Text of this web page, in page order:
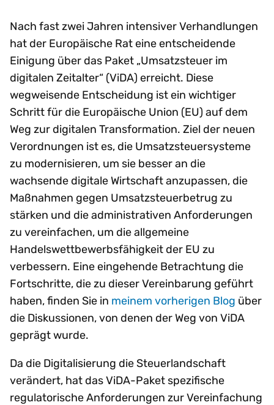
Nach fast zwei Jahren intensiver Verhandlungen
hat der Europäische Rat eine entscheidende
Einigung über das Paket „Umsatzsteuer im
digitalen Zeitalter“ (ViDA) erreicht. Diese
wegweisende Entscheidung ist ein wichtiger
Schritt für die Europäische Union (EU) auf dem
Weg zur digitalen Transformation. Ziel der neuen
Verordnungen ist es, die Umsatzsteuersysteme
zu modernisieren, um sie besser an die
wachsende digitale Wirtschaft anzupassen, die
Maßnahmen gegen Umsatzsteuerbetrug zu
stärken und die administrativen Anforderungen
zu vereinfachen, um die allgemeine
Handelswettbewerbsfähigkeit der EU zu
verbessern. Eine eingehende Betrachtung die
Fortschritte, die zu dieser Vereinbarung geführt
haben, finden Sie in meinem vorherigen Blog über
die Diskussionen, von denen der Weg von ViDA
geprägt wurde.
Da die Digitalisierung die Steuerlandschaft
verändert, hat das ViDA-Paket spezifische
regulatorische Anforderungen zur Vereinfachung